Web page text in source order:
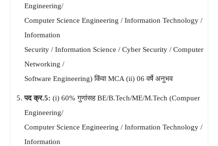
Engineering/
Computer Science Engineering / Information Technology /
Information
Security / Information Science / Cyber Security / Computer
Networking /
Software Engineering) किंवा MCA (ii) 06 वर्षे अनुभव
पद क्र.5: (i) 60% गुणांसह BE/B.Tech/ME/M.Tech (Compuer
Engineering/
Computer Science Engineering / Information Technology /
Information